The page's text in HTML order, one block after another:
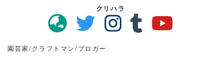
クリハラ
園芸家/クラフトマン/ブロガー